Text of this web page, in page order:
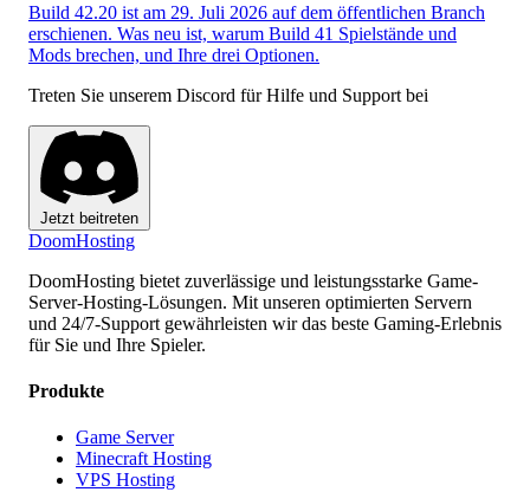
Build 42.20 ist am 29. Juli 2026 auf dem öffentlichen Branch
erschienen. Was neu ist, warum Build 41 Spielstände und
Mods brechen, und Ihre drei Optionen.
Treten Sie unserem Discord für Hilfe und Support bei
Jetzt beitreten
DoomHosting
DoomHosting bietet zuverlässige und leistungsstarke Game-
Server-Hosting-Lösungen. Mit unseren optimierten Servern
und 24/7-Support gewährleisten wir das beste Gaming-Erlebnis
für Sie und Ihre Spieler.
Produkte
Game Server
Minecraft Hosting
VPS Hosting